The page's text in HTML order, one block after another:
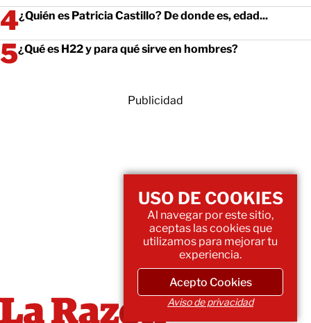
¿Quién es Patricia Castillo? De donde es, edad...
¿Qué es H22 y para qué sirve en hombres?
Publicidad
USO DE COOKIES
Al navegar por este sitio,
aceptas las cookies que
utilizamos para mejorar tu
experiencia.
Acepto Cookies
Aviso de privacidad